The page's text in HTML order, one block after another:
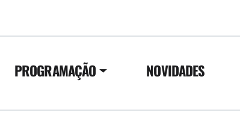
PROGRAMAÇÃO NOVIDADES